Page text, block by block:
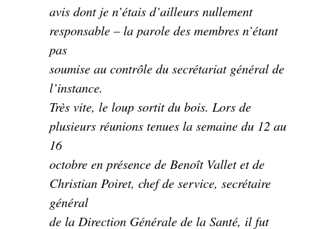
avis dont je n’étais d’ailleurs nullement
responsable – la parole des membres n’étant
pas
soumise au contrôle du secrétariat général de
l’instance.
Très vite, le loup sortit du bois. Lors de
plusieurs réunions tenues la semaine du 12 au
16
octobre en présence de Benoît Vallet et de
Christian Poiret, chef de service, secrétaire
général
de la Direction Générale de la Santé, il fut